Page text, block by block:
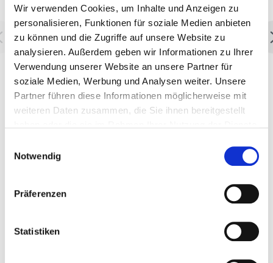
Wir verwenden Cookies, um Inhalte und Anzeigen zu
personalisieren, Funktionen für soziale Medien anbieten
zu können und die Zugriffe auf unsere Website zu
analysieren. Außerdem geben wir Informationen zu Ihrer
Verwendung unserer Website an unsere Partner für
soziale Medien, Werbung und Analysen weiter. Unsere
Partner führen diese Informationen möglicherweise mit
weiteren Daten zusammen, die Sie ihnen bereitgestellt
Notwendig
Präferenzen
Statistiken
Neues Ausstellungszentrum in
Hofstetten eröffnet
Wer sich in Ruhe über die breite Produktpaletten
auch direkt vor Ort anschauen möchte, hat ab jetzt
im neuen Ausstellungszentrum der SOLARFOCUS-